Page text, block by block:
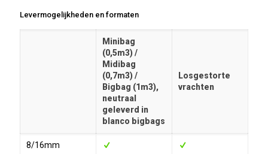
Levermogelijkheden en formaten
Minibag
(0,5m3) /
Midibag
(0,7m3) /
Bigbag (1m3),
neutraal
geleverd in
blanco bigbags
Losgestorte
vrachten
8/16mm